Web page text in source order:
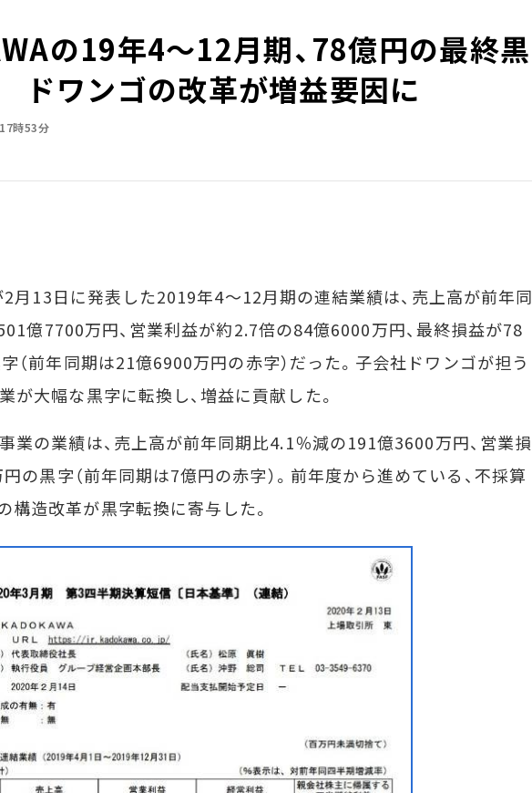
の19年4～12月期、78億円の最終黒
ワンゴの改革が増益要因に
時53分
月13日に発表した2019年4～12月期の連結業績は、売上高が前年同
億7700万円、営業利益が約2.7倍の84億6000万円、最終損益が78
（前年同期は21億6900万円の赤字）だった。子会社ドワンゴが担う
が大幅な黒字に転換し、増益に貢献した。
業の業績は、売上高が前年同期比4.1％減の191億3600万円、営業損
の黒字（前年同期は7億円の赤字）。前年度から進めている、不採算
構造改革が黒字転換に寄与した。